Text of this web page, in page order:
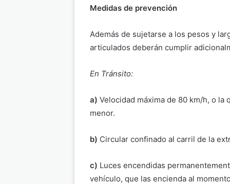
Medidas de prevención
Además de sujetarse a los pesos y
articulados deberán cumplir
En Tránsito:
a) Velocidad máxima de 80 km/h, o
menor.
b) Circular confinado al carril de la
c) Luces encendidas
vehículo, que las encienda al